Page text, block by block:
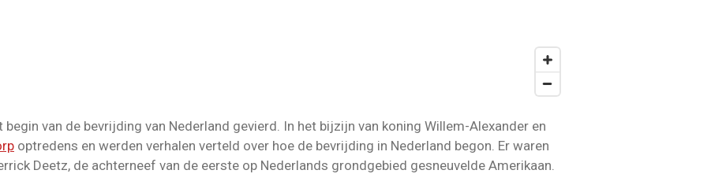
van de bevrijding van Nederland gevierd. In het bijzijn van koning Willem-Alexander en
optredens en werden verhalen verteld over hoe de bevrijding in Nederland begon. Er waren
Deetz, de achterneef van de eerste op Nederlands grondgebied gesneuvelde Amerikaan.